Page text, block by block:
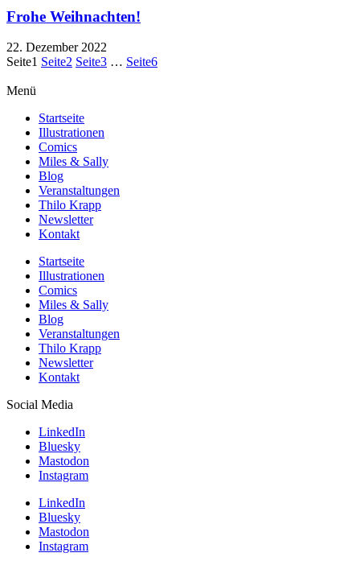
Frohe Weihnachten!
22. Dezember 2022
Seite1 Seite2 Seite3 … Seite6
Menü
Startseite
Illustrationen
Comics
Miles & Sally
Blog
Veranstaltungen
Thilo Krapp
Newsletter
Kontakt
Startseite
Illustrationen
Comics
Miles & Sally
Blog
Veranstaltungen
Thilo Krapp
Newsletter
Kontakt
Social Media
LinkedIn
Bluesky
Mastodon
Instagram
LinkedIn
Bluesky
Mastodon
Instagram